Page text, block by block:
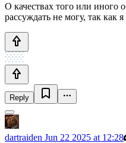
О качествах того или иного
рассуждать не могу, так как
Reply
dartraiden Jun 22 2025 at 12:28